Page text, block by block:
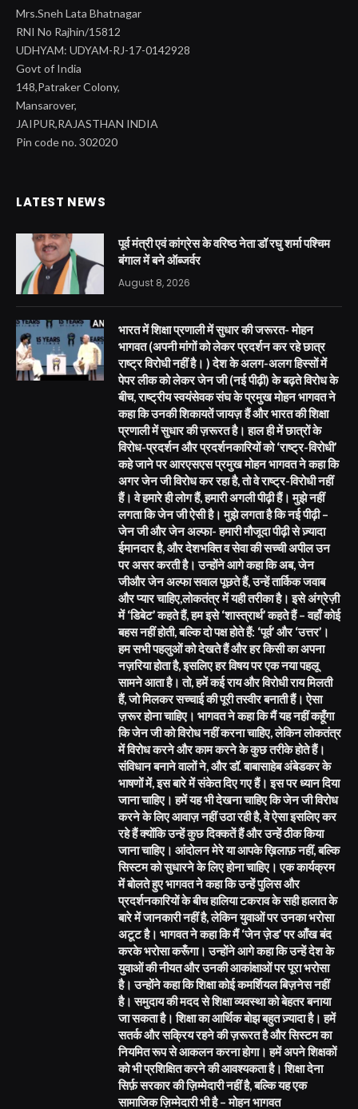
Mrs.Sneh Lata Bhatnagar
RNI No Rajhin/15812
UDHYAM: UDYAM-RJ-17-0142928
Govt of India
148,Patraker Colony,
Mansarover,
JAIPUR,RAJASTHAN INDIA
Pin code no. 302020
LATEST NEWS
पूर्व मंत्री एवं कांग्रेस के वरिष्ठ नेता डॉ रघु शर्मा पश्चिम
बंगाल में बने ऑब्जर्वर
August 8, 2026
भारत में शिक्षा प्रणाली में सुधार की जरूरत- मोहन
भागवत (अपनी मांगों को लेकर प्रदर्शन कर रहे छात्र
राष्ट्र विरोधी नहीं है। ) देश के अलग-अलग हिस्सों में
पेपर लीक को लेकर जेन जी (नई पीढ़ी) के बढ़ते विरोध के
बीच, राष्ट्रीय स्वयंसेवक संघ के प्रमुख मोहन भागवत ने
कहा कि उनकी शिकायतें जायज़ हैं और भारत की शिक्षा
प्रणाली में सुधार की ज़रूरत है। हाल ही में छात्रों के
विरोध-प्रदर्शन और प्रदर्शनकारियों को ‘राष्ट्र-विरोधी’
कहे जाने पर आरएसएस प्रमुख मोहन भागवत ने कहा कि
अगर जेन जी विरोध कर रहा है, तो वे राष्ट्र-विरोधी नहीं
हैं। वे हमारे ही लोग हैं, हमारी अगली पीढ़ी हैं। मुझे नहीं
लगता कि जेन जी ऐसी है। मुझे लगता है कि नई पीढ़ी –
जेन जी और जेन अल्फा- हमारी मौजूदा पीढ़ी से ज़्यादा
ईमानदार है, और देशभक्ति व सेवा की सच्ची अपील उन
पर असर करती है। उन्होंने आगे कहा कि अब, जेन
जीऔर जेन अल्फा सवाल पूछते हैं, उन्हें तार्किक जवाब
और प्यार चाहिए,लोकतंत्र में यही तरीका है। इसे अंग्रेज़ी
में ‘डिबेट’ कहते हैं, हम इसे ‘शास्त्रार्थ’ कहते हैं – वहाँ कोई
बहस नहीं होती, बल्कि दो पक्ष होते हैं: ‘पूर्व’ और ‘उत्तर’।
हम सभी पहलुओं को देखते हैं और हर किसी का अपना
नज़रिया होता है, इसलिए हर विषय पर एक नया पहलू
सामने आता है। तो, हमें कई राय और विरोधी राय मिलती
हैं, जो मिलकर सच्चाई की पूरी तस्वीर बनाती हैं। ऐसा
ज़रूर होना चाहिए। भागवत ने कहा कि मैं यह नहीं कहूँगा
कि जेन जी को विरोध नहीं करना चाहिए, लेकिन लोकतंत्र
में विरोध करने और काम करने के कुछ तरीके होते हैं।
संविधान बनाने वालों ने, और डॉ. बाबासाहेब अंबेडकर के
भाषणों में, इस बारे में संकेत दिए गए हैं। इस पर ध्यान दिया
जाना चाहिए। हमें यह भी देखना चाहिए कि जेन जी विरोध
करने के लिए आवाज़ नहीं उठा रही है, वे ऐसा इसलिए कर
रहे हैं क्योंकि उन्हें कुछ दिक्कतें हैं और उन्हें ठीक किया
जाना चाहिए। आंदोलन मेरे या आपके ख़िलाफ़ नहीं, बल्कि
सिस्टम को सुधारने के लिए होना चाहिए। एक कार्यक्रम
में बोलते हुए भागवत ने कहा कि उन्हें पुलिस और
प्रदर्शनकारियों के बीच हालिया टकराव के सही हालात के
बारे में जानकारी नहीं है, लेकिन युवाओं पर उनका भरोसा
अटूट है। भागवत ने कहा कि मैं ‘जेन ज़ेड’ पर आँख बंद
करके भरोसा करूँगा। उन्होंने आगे कहा कि उन्हें देश के
युवाओं की नीयत और उनकी आकांक्षाओं पर पूरा भरोसा
है। उन्होंने कहा कि शिक्षा कोई कमर्शियल बिज़नेस नहीं
है। समुदाय की मदद से शिक्षा व्यवस्था को बेहतर बनाया
जा सकता है। शिक्षा का आर्थिक बोझ बहुत ज़्यादा है। हमें
सतर्क और सक्रिय रहने की ज़रूरत है और सिस्टम का
नियमित रूप से आकलन करना होगा। हमें अपने शिक्षकों
को भी प्रशिक्षित करने की आवश्यकता है। शिक्षा देना
सिर्फ़ सरकार की ज़िम्मेदारी नहीं है, बल्कि यह एक
सामाजिक ज़िम्मेदारी भी है – मोहन भागवत